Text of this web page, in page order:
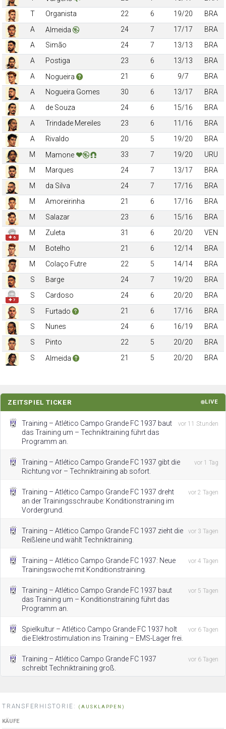
T
Organista 22 6 19/20
BRA
A
Almeida 24 7 17/17
BRA
A
Simão 24 7 13/13
BRA
A
Postiga 23 6 13/13
BRA
A
Nogueira 21 6 9/7
BRA
A
Nogueira Gomes 30 6 13/17
BRA
A
de Souza 24 6 15/16
BRA
A
Trindade Mereiles 23 6 11/16
BRA
A
Rivaldo 20 5 19/20
BRA
M
Mamone 33 7 19/20
URU
M
Marques 24 7 13/17
BRA
M
da Silva 24 7 17/16
BRA
M
Amoreirinha 21 6 17/16
BRA
M
Salazar 23 6 15/16 BRA
✚ 6
M Zuleta 31 6 20/20
VEN
M
Botelho 21 6 12/14
BRA
M
Colaço Futre 22 5 14/14
BRA
S
Barge 24 7 19/20 BRA
✚ 7
S Cardoso 24 6 20/20
BRA
S
Furtado 21 6 17/16
BRA
S
Nunes 24 6 16/19
BRA
S
Pinto 22 5 20/20
BRA
S
Almeida 21 5 20/20 BRA
ZEITSPIEL TICKER LIVE
Training – Atlético Campo Grande FC 1937 baut
das Training um – Techniktraining führt das
Programm an.
vor 11 Stunden
Training – Atlético Campo Grande FC 1937 gibt die
Richtung vor – Techniktraining ab sofort.
vor 1 Tag
Training – Atlético Campo Grande FC 1937 dreht
an der Trainingsschraube: Konditionstraining im
Vordergrund.
vor 2 Tagen
Training – Atlético Campo Grande FC 1937 zieht die
Reißleine und wählt Techniktraining.
vor 3 Tagen
Training – Atlético Campo Grande FC 1937: Neue
Trainingswoche mit Konditionstraining.
vor 4 Tagen
Training – Atlético Campo Grande FC 1937 baut
das Training um – Konditionstraining führt das
Programm an.
vor 5 Tagen
Spielkultur – Atlético Campo Grande FC 1937 holt
die Elektrostimulation ins Training – EMS-Lager frei.
vor 6 Tagen
Training – Atlético Campo Grande FC 1937
schreibt Techniktraining groß.
vor 6 Tagen
TRANSFERHISTORIE: (AUSKLAPPEN)
KÄUFE